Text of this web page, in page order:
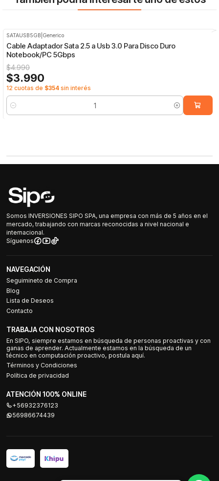
SATAUSB5GB Generico
Cable Adaptador Sata 2.5 a Usb 3.0 Para Disco Duro
Notebook/PC 5Gbps
$4.990
$3.990
12 cuotas de $354 sin interés
Cantidad
Somos INVERSIONES SIPO SPA, una empresa con más de 5 años en el
mercado, trabajando con marcas reconocidas a nivel nacional e
internacional.
Síguenos
NAVEGACIÓN
Seguimineto de Compra
Blog
Lista de Deseos
Contacto
TRABAJA CON NOSOTROS
En SIPO, siempre estamos en búsqueda de personas proactivas y con
ganas de aprender. Actualmente estamos en la búsqueda de un
técnico en computación proactivo, postula aquí.
Términos y Condiciones
Política de privacidad
ATENCIÓN 100% ONLINE
+56932376123
56986674439